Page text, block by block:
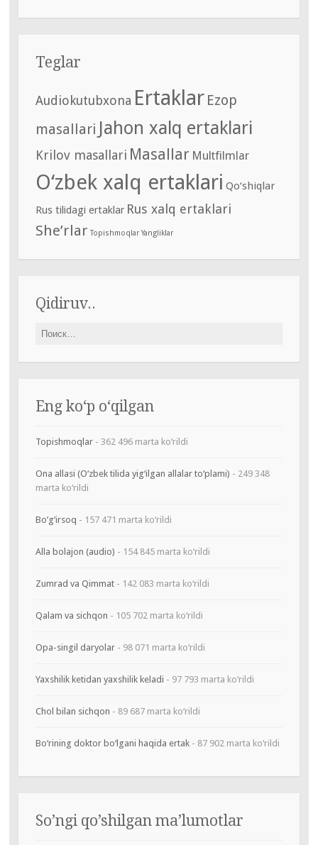
Teglar
Audiokutubxona Ertaklar Ezop
masallari Jahon xalq ertaklari
Krilov masallari Masallar Multfilmlar
O‘zbek xalq ertaklari Qo‘shiqlar
Rus tilidagi ertaklar Rus xalq ertaklari
She’rlar Topishmoqlar Yangliklar
Qidiruv..
Найти:
Eng ko‘p o‘qilgan
Topishmoqlar- 362 496 marta ko‘rildi
Ona allasi (O‘zbek tilida yig‘ilgan allalar to‘plami) - 249 348
marta ko‘rildi
Bo’g’irsoq - 157 471 marta ko‘rildi
Alla bolajon (audio) - 154 845 marta ko‘rildi
Zumrad va Qimmat- 142 083 marta ko‘rildi
Qalam va sichqon - 105 702 marta ko‘rildi
Opa-singil daryolar- 98 071 marta ko‘rildi
Yaxshilik ketidan yaxshilik keladi - 97 793 marta ko‘rildi
Chol bilan sichqon - 89 687 marta ko‘rildi
Bo‘rining doktor bo‘lgani haqida ertak- 87 902 marta ko‘rildi
So’ngi qo’shilgan ma’lumotlar